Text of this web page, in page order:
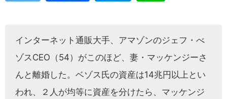
インターネット通販大手、アマゾンのジェフ・べ
ゾスCEO（54）がこのほど、妻・マッケンジーさ
んと離婚した。ベゾス氏の資産は14兆円以上とい
われ、２人が均等に資産を分けたら、マッケンジ